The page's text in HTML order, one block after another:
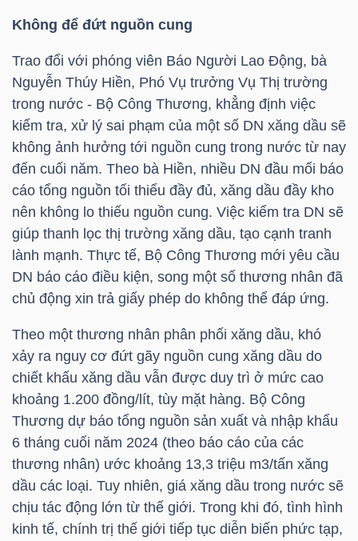
Không để đứt nguồn cung
Trao đổi với phóng viên Báo Người Lao Động, bà
Nguyễn Thúy Hiền, Phó Vụ trưởng Vụ Thị trường
trong nước - Bộ Công Thương, khẳng định việc
kiểm tra, xử lý sai phạm của một số DN xăng dầu sẽ
không ảnh hưởng tới nguồn cung trong nước từ nay
đến cuối năm. Theo bà Hiền, nhiều DN đầu mối báo
cáo tổng nguồn tối thiểu đầy đủ, xăng dầu đầy kho
nên không lo thiếu nguồn cung. Việc kiểm tra DN sẽ
giúp thanh lọc thị trường xăng dầu, tạo cạnh tranh
lành mạnh. Thực tế, Bộ Công Thương mới yêu cầu
DN báo cáo điều kiện, song một số thương nhân đã
chủ động xin trả giấy phép do không thể đáp ứng.
Theo một thương nhân phân phối xăng dầu, khó
xảy ra nguy cơ đứt gãy nguồn cung xăng dầu do
chiết khấu xăng dầu vẫn được duy trì ở mức cao
khoảng 1.200 đồng/lít, tùy mặt hàng. Bộ Công
Thương dự báo tổng nguồn sản xuất và nhập khẩu
6 tháng cuối năm 2024 (theo báo cáo của các
thương nhân) ước khoảng 13,3 triệu m3/tấn xăng
dầu các loại. Tuy nhiên, giá xăng dầu trong nước sẽ
chịu tác động lớn từ thế giới. Trong khi đó, tình hình
kinh tế, chính trị thế giới tiếp tục diễn biến phức tạp,
CỔ
PHIẾU
PHÁI
SINH
TRÁI
PHIẾU
ĐẦU
TƯ
TRUY
XUẤT
DỮ
LIỆU